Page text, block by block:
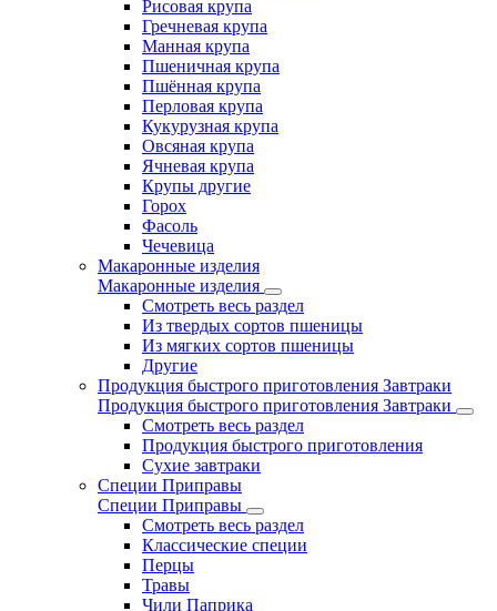
Рисовая крупа
Гречневая крупа
Манная крупа
Пшеничная крупа
Пшённая крупа
Перловая крупа
Кукурузная крупа
Овсяная крупа
Ячневая крупа
Крупы другие
Горох
Фасоль
Чечевица
Макаронные изделия
Макаронные изделия
Смотреть весь раздел
Из твердых сортов пшеницы
Из мягких сортов пшеницы
Другие
Продукция быстрого приготовления Завтраки
Продукция быстрого приготовления Завтраки
Смотреть весь раздел
Продукция быстрого приготовления
Сухие завтраки
Специи Приправы
Специи Приправы
Смотреть весь раздел
Классические специи
Перцы
Травы
Чили Паприка